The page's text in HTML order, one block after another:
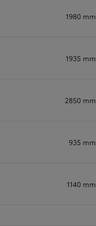
1980 mm
1935 mm
2850 mm
935 mm
1140 mm